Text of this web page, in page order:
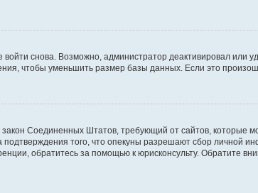
снова. Возможно, администратор деактивировал или
чтобы уменьшить размер базы данных. Если это
Соединенных Штатов, требующий от сайтов, которые
того, что опекуны разрешают сбор личной
обратитесь за помощью к юрисконсульту. Обратите